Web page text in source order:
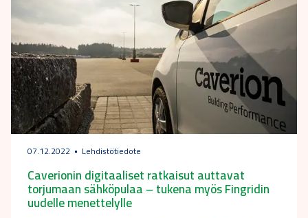
07.12.2022 Lehdistötiedote
Caverionin digitaaliset ratkaisut auttavat
torjumaan sähköpulaa – tukena myös Fingridin
uudelle menettelylle